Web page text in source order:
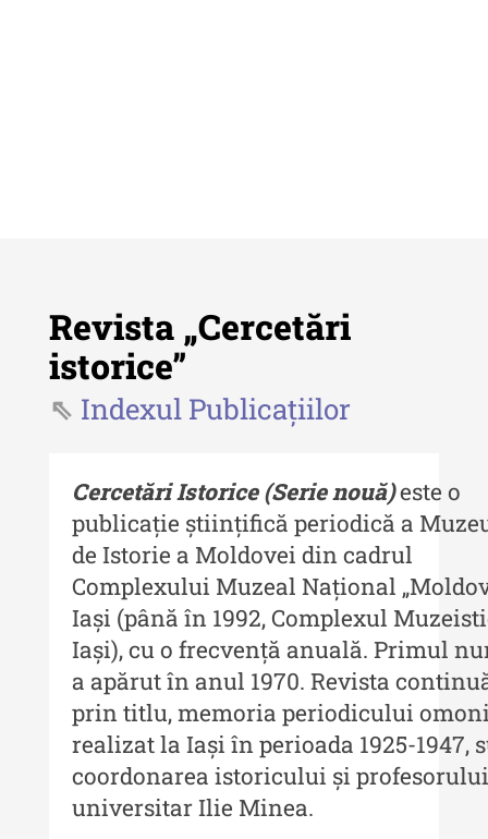
Revista "Cercetări istorice"
- 2025
Revista "Cercetări istorice" - XLIII
- 2024
Revista "Cercetări istorice" - XLII -
2023
Indexul Complet
Buletinul ”Ioan Neculce” al Muzeului
de Istorie a Moldovei
Buletinul ”Ioan Neculce” al
Muzeului de Istorie a Moldovei -
Revista „Cercetări
istorice”
Indexul Publicațiilor
Cercetări Istorice (Serie nouă)este o
publicație științifică periodică a
de Istorie a Moldovei din cadrul
Complexului Muzeal Național
Iași (până în 1992, Complexul
Iași), cu o frecvență anuală. Primul
a apărut în anul 1970. Revista
prin titlu, memoria periodicului
realizat la Iași în perioada 1925-1947,
coordonarea istoricului și profesorului
universitar Ilie Minea.